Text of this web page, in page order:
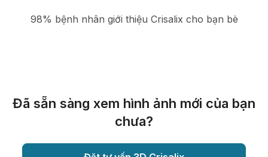
98% bệnh nhân giới thiệu Crisalix cho bạn bè
Đã sẵn sàng xem hình ảnh mới của bạn
chưa?